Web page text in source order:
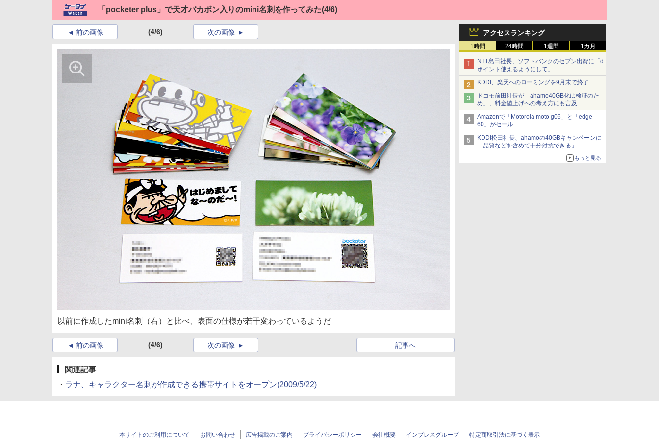
「pocketer plus」で天才バカボン入りのmini名刺を作ってみた(4/6)
アクセスランキング
1時間 24時間 1週間 1カ月
NTT島田社長、ソフトバンクのセブン出資に「d
ポイント使えるようにして」
KDDI、楽天へのローミングを9月末で終了
ドコモ前田社長が「ahamo40GB化は検証のた
め」、料金値上げへの考え方にも言及
Amazonで「Motorola moto g06」と「edge
60」がセール
KDDI松田社長、ahamoの40GBキャンペーンに
「品質などを含めて十分対抗できる」
もっと見る
前の画像 (4/6) 次の画像
以前に作成したmini名刺（右）と比べ、表面の仕様が若干変わっているようだ
前の画像 (4/6) 記事へ
次の画像
関連記事
・ ラナ、キャラクター名刺が作成できる携帯サイトをオープン(2009/5/22)
本サイトのご利用について お問い合わせ 広告掲載のご案内 プライバシーポリシー 会社概要 インプレスグループ 特定商取引法に基づく表示